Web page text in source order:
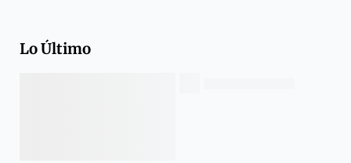
Lo Último